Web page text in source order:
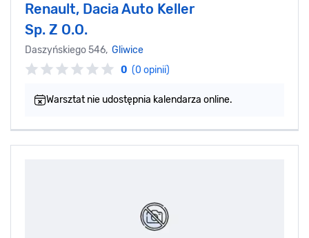
Renault, Dacia Auto Keller
Sp. Z O.O.
Daszyńskiego 546, Gliwice
0 (0 opinii)
Warsztat nie udostępnia kalendarza online.